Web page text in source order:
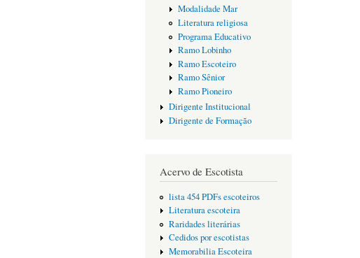
Modalidade Mar
Literatura religiosa
Programa Educativo
Ramo Lobinho
Ramo Escoteiro
Ramo Sênior
Ramo Pioneiro
Dirigente Institucional
Dirigente de Formação
Acervo de Escotista
lista 454 PDFs escoteiros
Literatura escoteira
Raridades literárias
Cedidos por escotistas
Memorabilia Escoteira